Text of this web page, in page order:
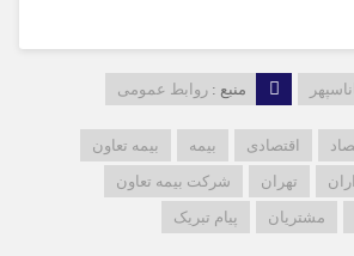
منبع : روابط عمومی
اقتصادی بیمه
بیمه تعاون
تهران
شرکت بیمه تعاون
مشتریان پیام تبریک